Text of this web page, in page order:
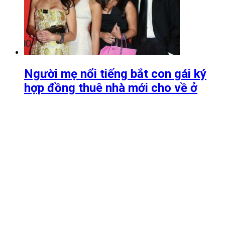
Người mẹ nổi tiếng bắt con gái ký
hợp đồng thuê nhà mới cho về ở